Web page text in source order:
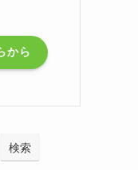
から
検索